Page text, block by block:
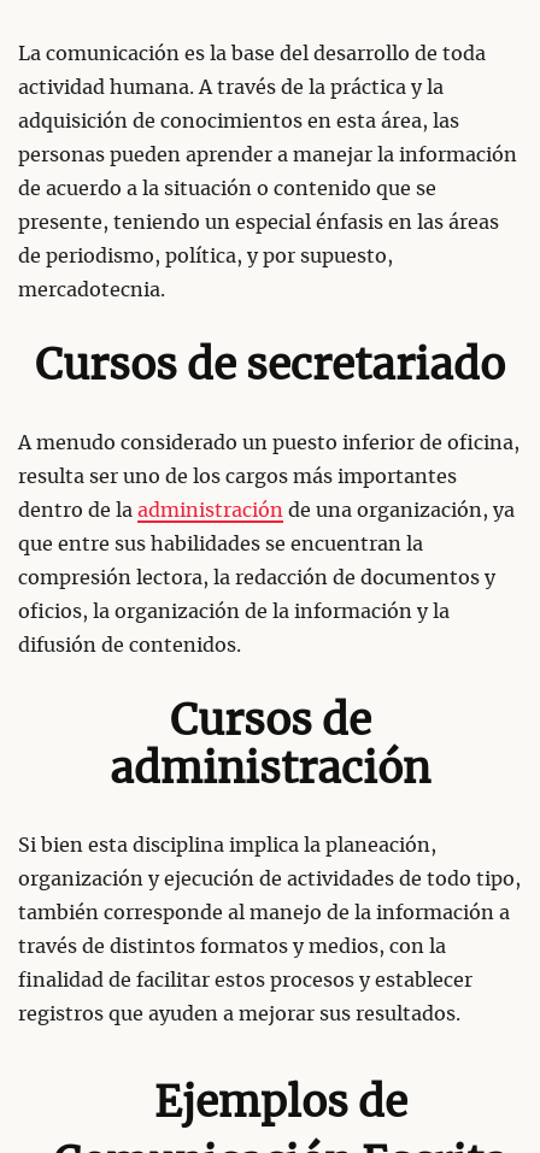
La comunicación es la base del desarrollo de toda
actividad humana. A través de la práctica y la
adquisición de conocimientos en esta área, las
personas pueden aprender a manejar la información
de acuerdo a la situación o contenido que se
presente, teniendo un especial énfasis en las áreas
de periodismo, política, y por supuesto,
mercadotecnia.
Cursos de secretariado
A menudo considerado un puesto inferior de oficina,
resulta ser uno de los cargos más importantes
dentro de la administración de una organización, ya
que entre sus habilidades se encuentran la
compresión lectora, la redacción de documentos y
oficios, la organización de la información y la
difusión de contenidos.
Cursos de
administración
Si bien esta disciplina implica la planeación,
organización y ejecución de actividades de todo tipo,
también corresponde al manejo de la información a
través de distintos formatos y medios, con la
finalidad de facilitar estos procesos y establecer
registros que ayuden a mejorar sus resultados.
Ejemplos de